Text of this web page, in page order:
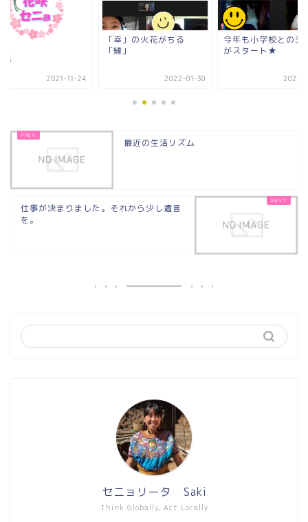
感
2021-11-24
「幸」の火花がちる
「縁」
2022-01-30
今年も小学校との交
がスタート★
2022-
最近の生活リズム
仕事が決まりました。それから少し遺言
を。
Think Globally, Act Locally
セニョリータ Saki